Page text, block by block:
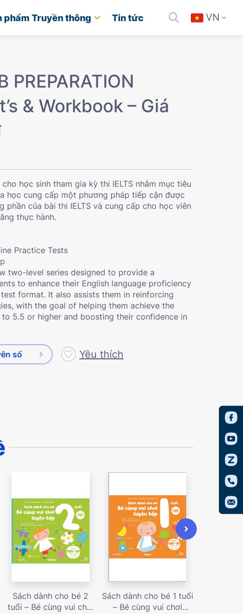
phẩm Truyền thông Tin tức VN
PREPARATION
& Workbook – Giá
học sinh tham gia kỳ thi IELTS nhắm mục tiêu
học cung cấp một phương pháp tiếp cận được
của bài thi IELTS và cung cấp cho học viên
thực hành.
Practice Tests
two-level series designed to provide a
to enhance their English language proficiency
format. It also assists them in reinforcing
with the goal of helping them achieve the
5.5 or higher and boosting their confidence in
số Yêu thích
Sách dành cho bé 2
tuổi – Bé cùng vui chơi
Sách dành cho bé 1 tuổi
– Bé cùng vui chơi